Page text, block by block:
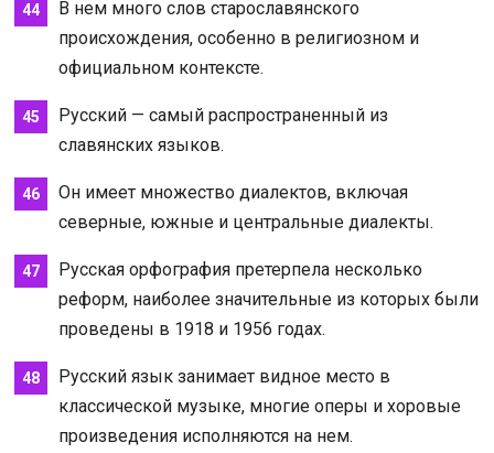
В нем много слов старославянского
происхождения, особенно в религиозном и
официальном контексте.
Русский — самый распространенный из
славянских языков.
Он имеет множество диалектов, включая
северные, южные и центральные диалекты.
Русская орфография претерпела несколько
реформ, наиболее значительные из которых были
проведены в 1918 и 1956 годах.
Русский язык занимает видное место в
классической музыке, многие оперы и хоровые
произведения исполняются на нем.